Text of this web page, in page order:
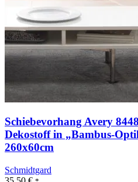
Schiebevorhang Avery
Dekostoff in „Bambus-
260x60cm
Schmidtgard